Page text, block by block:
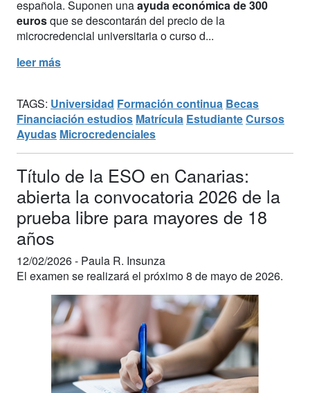
española. Suponen unaayuda económica de 300
eurosque se descontarán del precio de la
microcredencial universitaria o curso d...
leer más
TAGS: Universidad Formación continua Becas
Financiación estudios Matrícula EstudianteCursos
Ayudas Microcredenciales
Título de la ESO en Canarias:
abierta la convocatoria 2026 de la
prueba libre para mayores de 18
años
12/02/2026 - Paula R. Insunza
El examen se realizará el próximo 8 de mayo de 2026.